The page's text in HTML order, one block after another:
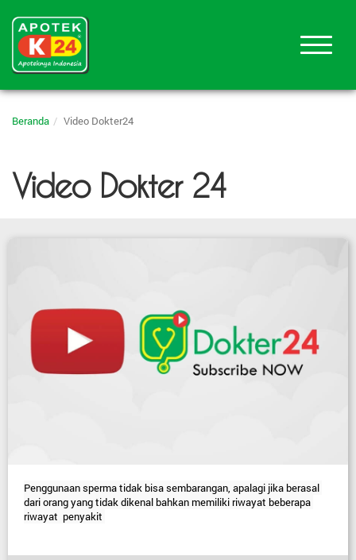
Beranda Video Dokter24
Video Dokter 24
Penggunaan sperma tidak bisa sembarangan, apalagi jika berasal
dari orang yang tidak dikenal bahkan memiliki riwayat beberapa
riwayat  penyakit